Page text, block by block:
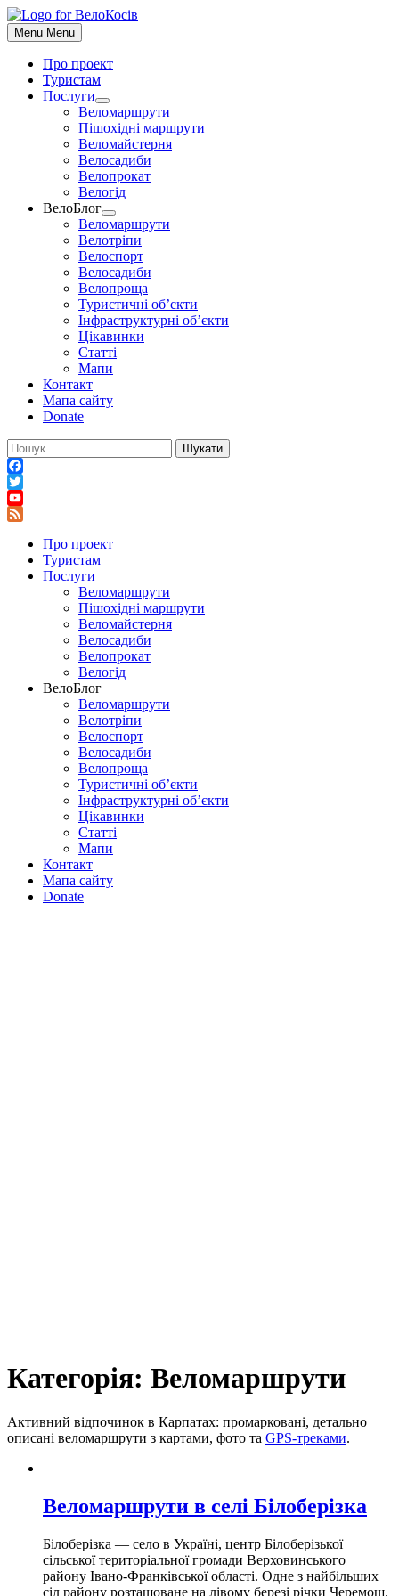
До
контенту
Menu Menu
Про проект
Туристам
Послуги
Show
sub
menu
Веломаршрути
Пішохідні маршрути
Веломайстерня
Велосадиби
Велопрокат
Велогід
ВелоБлог
Show
sub
menu
Веломаршрути
Велотріпи
Велоспорт
Велосадиби
Велопроща
Туристичні об’єкти
Інфраструктурні об’єкти
Цікавинки
Статті
Мапи
Контакт
Мапа сайту
Donate
Пошук:
Facebook
Twitter
YouTube
Про проект
Туристам
Послуги
Веломаршрути
Пішохідні маршрути
Веломайстерня
Велосадиби
Велопрокат
Велогід
ВелоБлог
Веломаршрути
Велотріпи
Велоспорт
Велосадиби
Велопроща
Туристичні об’єкти
Інфраструктурні об’єкти
Цікавинки
Статті
Мапи
Контакт
Мапа сайту
Donate
Категорія: Веломаршрути
Активний відпочинок в Карпатах: промарковані, детально
описані веломаршрути з картами, фото та GPS-треками.
Веломаршрути в селі Білоберізка
Білоберізка — село в Україні, центр Білоберізької
сільської територіальної громади Верховинського
району Івано-Франківської області. Одне з найбільших
сіл району розташоване на лівому березі річки Черемош.